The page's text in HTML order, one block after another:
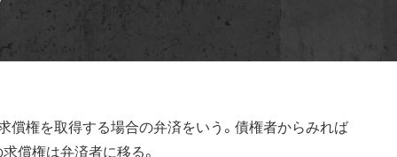
償権を取得する場合の弁済をいう。債権者からみれば
償権は弁済者に移る。